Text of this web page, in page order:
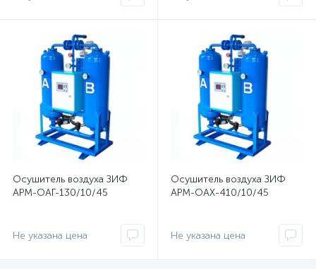
Осушитель воздуха ЗИФ
АРМ-ОАГ-130/10/45
Не указана цена
Осушитель воздуха ЗИФ
АРМ-ОАХ-410/10/45
Не указана цена